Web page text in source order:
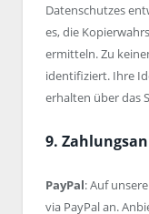
Datenschutzes
es, die
ermitteln. Zu
identifiziert. Ihre
erhalten über das
9.
PayPal: Auf
via PayPal an.